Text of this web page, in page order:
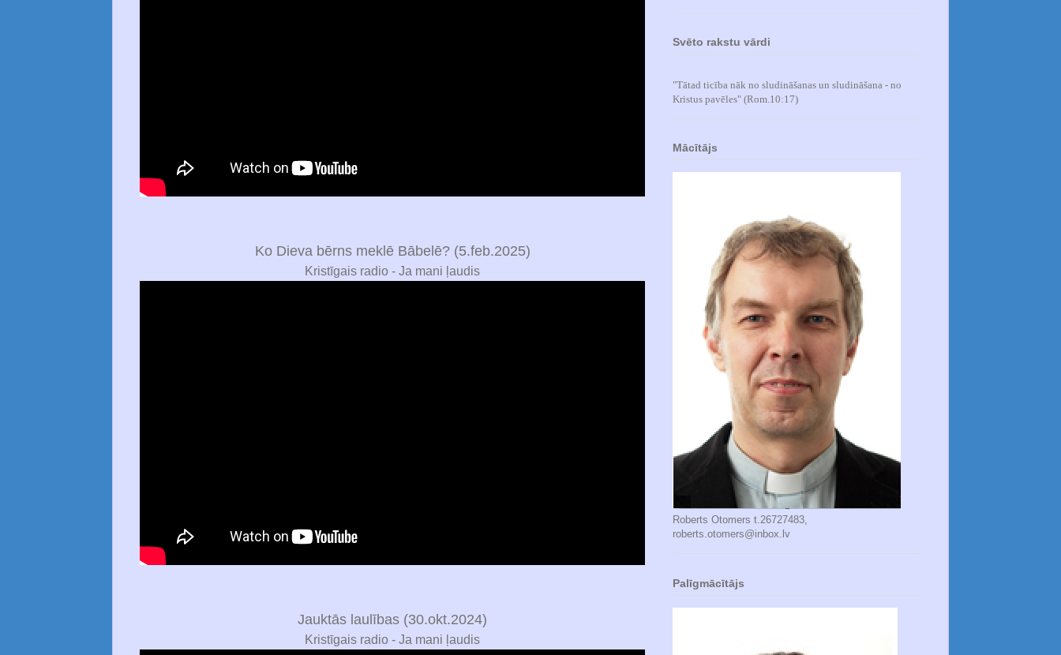
Ko Dieva bērns meklē Bābelē? (5.feb.2025)
Kristīgais radio - Ja mani ļaudis
Jauktās laulības (30.okt.2024)
Kristīgais radio - Ja mani ļaudis
Svēto rakstu vārdi
"Tātad ticība nāk no sludināšanas un sludināšana - no
Kristus pavēles" (Rom.10:17)
Mācītājs
Roberts Otomers t.26727483,
roberts.otomers@inbox.lv
Palīgmācītājs